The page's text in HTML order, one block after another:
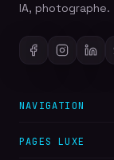
IA, photographe.
NAVIGATION
PAGES LUXE